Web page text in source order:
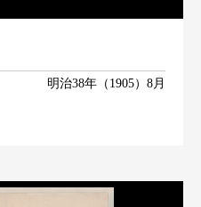
明治38年（1905）8月